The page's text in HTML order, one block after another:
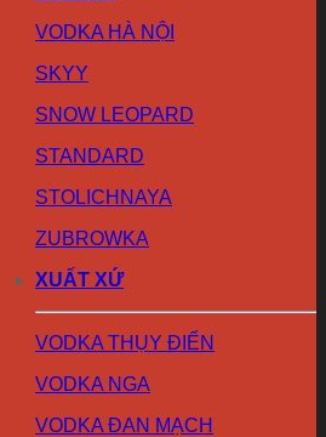
VODKA HÀ NỘI
SKYY
SNOW LEOPARD
STANDARD
STOLICHNAYA
ZUBROWKA
XUẤT XỨ
VODKA THỤY ĐIỂN
VODKA NGA
VODKA ĐAN MẠCH